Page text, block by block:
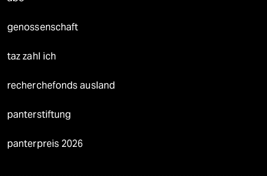
genossenschaft
taz zahl ich
recherchefonds ausland
panterstiftung
panterpreis 2026